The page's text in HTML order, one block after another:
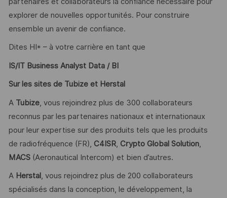
explorer de nouvelles opportunités. Pour construire
ensemble un avenir de confiance.
Dites HI* – à votre carrière en tant que
IS/IT Business Analyst Data / BI
Sur les sites de Tubize et Herstal
A Tubize, vous rejoindrez plus de 300 collaborateurs
reconnus par les partenaires nationaux et internationaux
pour leur expertise sur des produits tels que les produits
de radiofréquence (FR), C4ISR, Crypto Global Solution,
MACS(Aeronautical Intercom) et bien d’autres.
A Herstal , vous rejoindrez plus de 200 collaborateurs
spécialisés dans la conception, le développement, la